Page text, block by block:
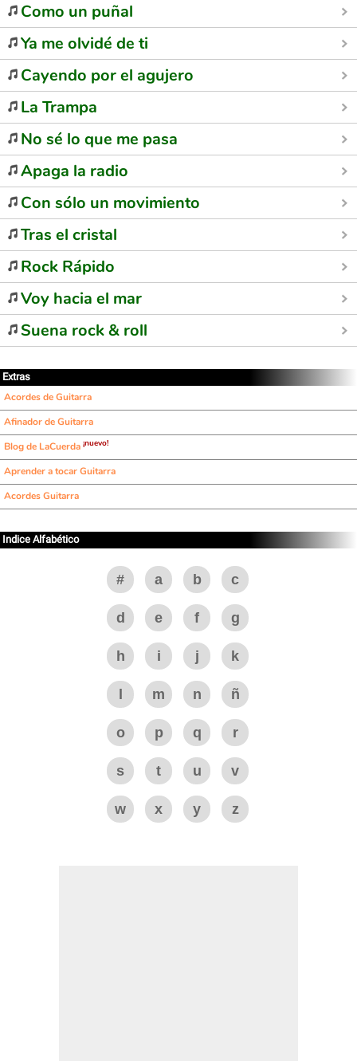
Como un puñal
Ya me olvidé de ti
Cayendo por el agujero
La Trampa
No sé lo que me pasa
Apaga la radio
Con sólo un movimiento
Tras el cristal
Rock Rápido
Voy hacia el mar
Suena rock & roll
Extras
Acordes de Guitarra
Afinador de Guitarra
Blog de LaCuerda ¡nuevo!
Aprender a tocar Guitarra
Acordes Guitarra
Indice Alfabético
# a b c
d e f g
h i j k
m n ñ
o p q r
s t u v
w x y z